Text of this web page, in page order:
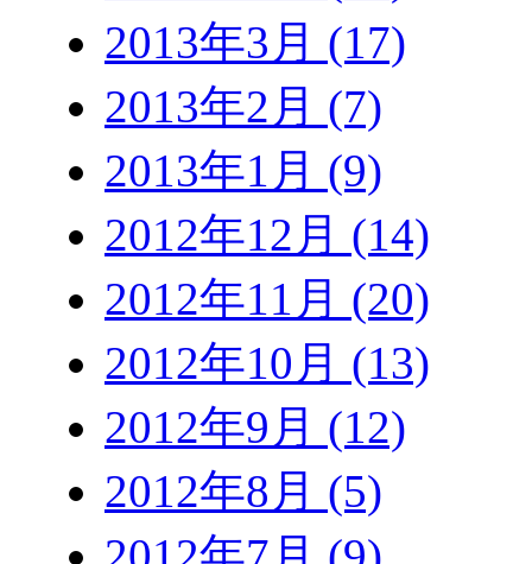
2013年3月 (17)
2013年2月 (7)
2013年1月 (9)
2012年12月 (14)
2012年11月 (20)
2012年10月 (13)
2012年9月 (12)
2012年8月 (5)